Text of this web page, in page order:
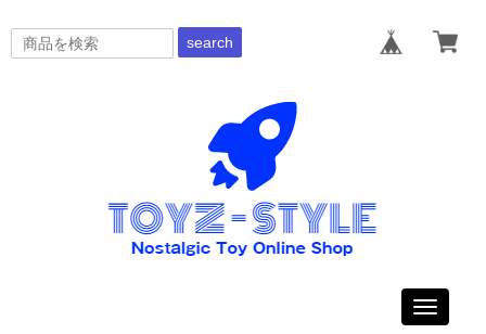
search
Toggle